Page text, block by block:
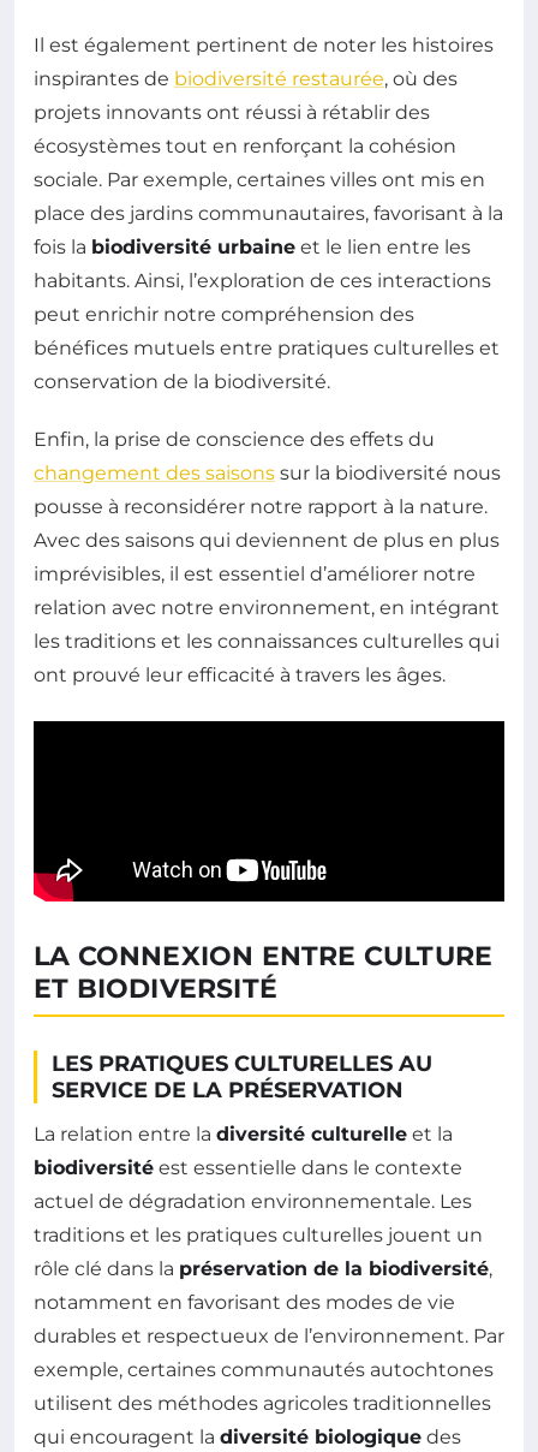
Il est également pertinent de noter les histoires
inspirantes de biodiversité restaurée, où des
projets innovants ont réussi à rétablir des
écosystèmes tout en renforçant la cohésion
sociale. Par exemple, certaines villes ont mis en
place des jardins communautaires, favorisant à la
fois la biodiversité urbaine et le lien entre les
habitants. Ainsi, l’exploration de ces interactions
peut enrichir notre compréhension des
bénéfices mutuels entre pratiques culturelles et
conservation de la biodiversité.
Enfin, la prise de conscience des effets du
changement des saisons sur la biodiversité nous
pousse à reconsidérer notre rapport à la nature.
Avec des saisons qui deviennent de plus en plus
imprévisibles, il est essentiel d’améliorer notre
relation avec notre environnement, en intégrant
les traditions et les connaissances culturelles qui
ont prouvé leur efficacité à travers les âges.
LA CONNEXION ENTRE CULTURE
ET BIODIVERSITÉ
LES PRATIQUES CULTURELLES AU
SERVICE DE LA PRÉSERVATION
La relation entre la diversité culturelle et la
biodiversité est essentielle dans le contexte
actuel de dégradation environnementale. Les
traditions et les pratiques culturelles jouent un
rôle clé dans la préservation de la biodiversité,
notamment en favorisant des modes de vie
durables et respectueux de l’environnement. Par
exemple, certaines communautés autochtones
utilisent des méthodes agricoles traditionnelles
qui encouragent la diversité biologique des